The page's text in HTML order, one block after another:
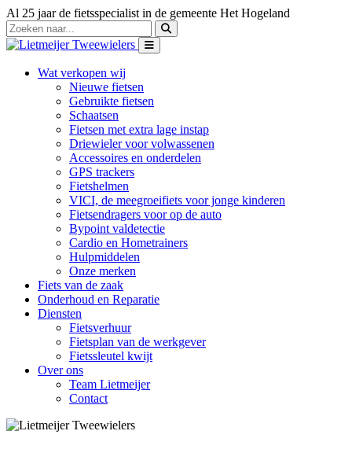
Al 25 jaar de fietsspecialist in de gemeente Het Hogeland
Wat verkopen wij
Nieuwe fietsen
Gebruikte fietsen
Schaatsen
Fietsen met extra lage instap
Driewieler voor volwassenen
Accessoires en onderdelen
GPS trackers
Fietshelmen
VICI, de meegroeifiets voor jonge kinderen
Fietsendragers voor op de auto
Bypoint valdetectie
Cardio en Hometrainers
Hulpmiddelen
Onze merken
Fiets van de zaak
Onderhoud en Reparatie
Diensten
Fietsverhuur
Fietsplan van de werkgever
Fietssleutel kwijt
Over ons
Team Lietmeijer
Contact